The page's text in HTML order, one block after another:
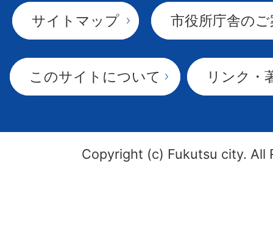
サイトマップ 市役所庁舎の
このサイトについて リンク・
Copyright (c) Fukutsu city. All